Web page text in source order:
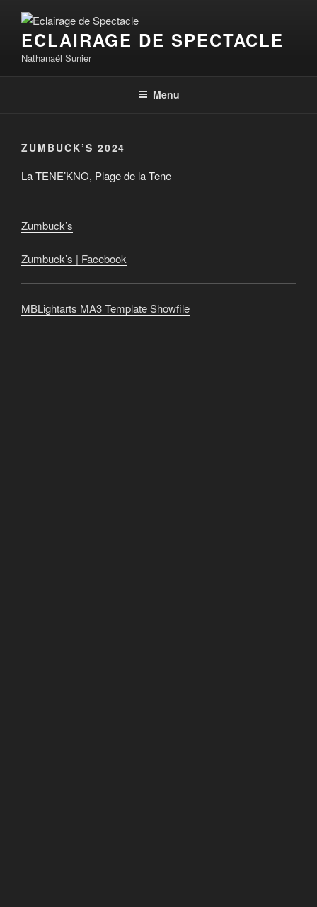
contenu
principal
ECLAIRAGE DE SPECTACLE
Nathanaël Sunier
Menu
ZUMBUCK’S 2024
La TENE’KNO, Plage de la Tene
Zumbuck’s
Zumbuck’s | Facebook
MBLightarts MA3 Template Showfile